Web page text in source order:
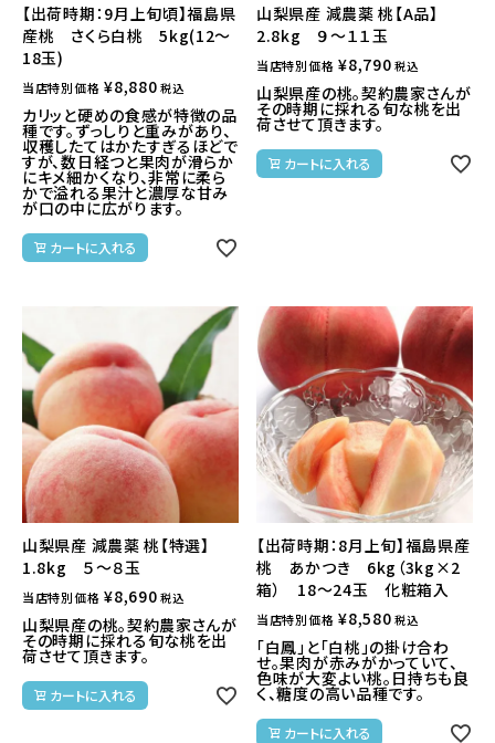
【出荷時期：9月上旬頃】福島県
産桃 さくら白桃 5kg(12～
18玉)
当店特別価格 ¥8,880 税込
カリッと硬めの食感が特徴の品
種です。ずっしりと重みがあり、
収穫したてはかたすぎるほどで
すが、数日経つと果肉が滑らか
にキメ細かくなり、非常に柔ら
かで溢れる果汁と濃厚な甘み
が口の中に広がります。
カートに入れる
山梨県産 減農薬 桃【A品】
2.8kg ９～１１玉
当店特別価格 ¥8,790 税込
山梨県産の桃。契約農家さんが
その時期に採れる旬な桃を出
荷させて頂きます。
カートに入れる
山梨県産 減農薬 桃【特選】
1.8kg ５～８玉
当店特別価格 ¥8,690 税込
山梨県産の桃。契約農家さんが
その時期に採れる旬な桃を出
荷させて頂きます。
カートに入れる
【出荷時期：8月上旬】福島県産
桃 あかつき 6kg（3kg×2
箱） 18～24玉 化粧箱入
当店特別価格 ¥8,580 税込
「白鳳」と「白桃」の掛け合わ
せ。果肉が赤みがかっていて、
色味が大変よい桃。日持ちも良
く、糖度の高い品種です。
カートに入れる